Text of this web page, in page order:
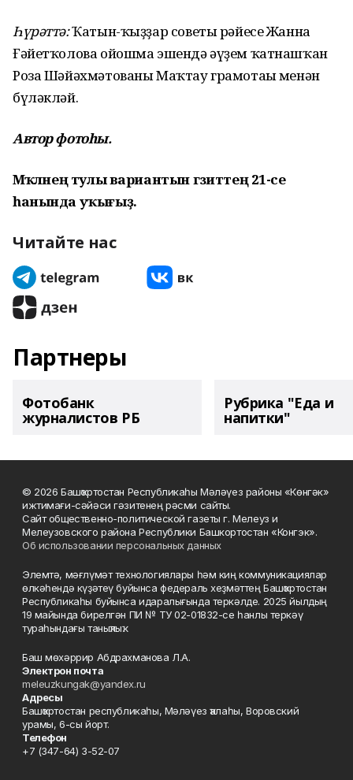
Һүрәттә:Ҡатын-ҡыҙҙар советы рәйесе Жанна
Ғәйетҡолова ойошма эшендә әүҙем ҡатнашҡан
Роза Шәйәхмәтованы Маҡтау грамотаһы менән
бүләкләй.
Автор фотоһы.
Мәҡәләнең тулы вариантын гәзиттең 21-се
һанында уҡығыҙ.
Читайте нас
Партнеры
Фотобанк
журналистов РБ
Рубрика "Еда и
напитки"
© 2026 Башҡортостан Республикаһы Мәләүез районы «Көнгәк»
ижтимағи-сәйәси гәзитенең рәсми сайты.
Сайт общественно-политической газеты г. Мелеуз и
Мелеузовского района Республики Башкортостан «Конгэк».
Об использовании персональных данных
Элемтә, мәғлүмәт технологиялары һәм киң коммуникациялар
өлкәһендә күҙәтеү буйынса федераль хеҙмәттең Башҡортостан
Республикаһы буйынса идаралығында теркәлде. 2025 йылдың
19 майында бирелгән ПИ № ТУ 02-01832-се һанлы теркәү
тураһындағы таныҡлыҡ.
Баш мөхәррир Абдрахманова Л.А.
Электрон почта
meleuzkungak@yandex.ru
Адресы
Башҡортостан республикаһы, Мәләүез ҡалаһы, Воровский
урамы, 6-сы йорт.
Телефон
+7 (347-64) 3-52-07